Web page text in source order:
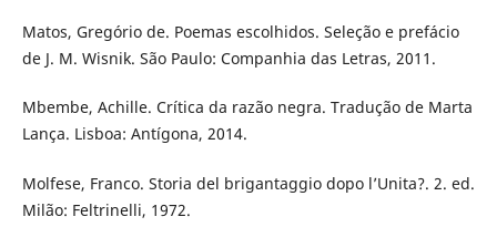
Matos, Gregório de. Poemas escolhidos. Seleção e prefácio
de J. M. Wisnik. São Paulo: Companhia das Letras, 2011.
Mbembe, Achille. Crítica da razão negra. Tradução de Marta
Lança. Lisboa: Antígona, 2014.
Molfese, Franco. Storia del brigantaggio dopo l’Unita?. 2. ed.
Milão: Feltrinelli, 1972.